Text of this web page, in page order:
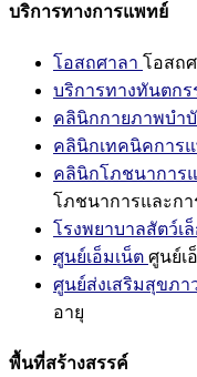
บริการทางการแพทย์
โอสถศาลา โอสถ
บริการทางทันตกร
คลินิกกายภาพบำ
คลินิกเทคนิคการ
คลินิกโภชนาการ
โภชนาการและก
โรงพยาบาลสัตว์เ
ศูนย์เอ็มเน็ต ศูนย์เ
ศูนย์ส่งเสริมสุขภา
อายุ
พื้นที่สร้างสรรค์